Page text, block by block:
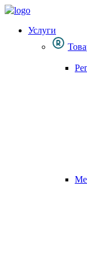
Услуги